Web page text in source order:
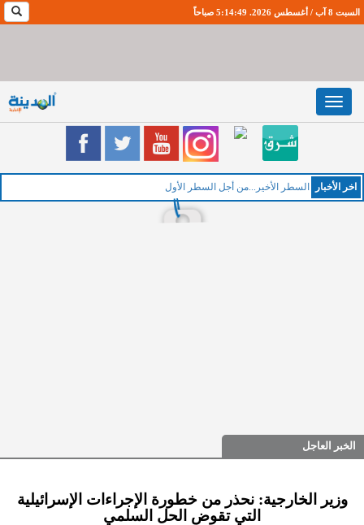
السبت 8 آب / أغسطس 2026. 5:14:50 صباحاً
Toggle
navigation
اخر اﻷخبار
الخبر العاجل
وزير الخارجية: نحذر من خطورة الإجراءات الإسرائيلية
التي تقوض الحل السلمي